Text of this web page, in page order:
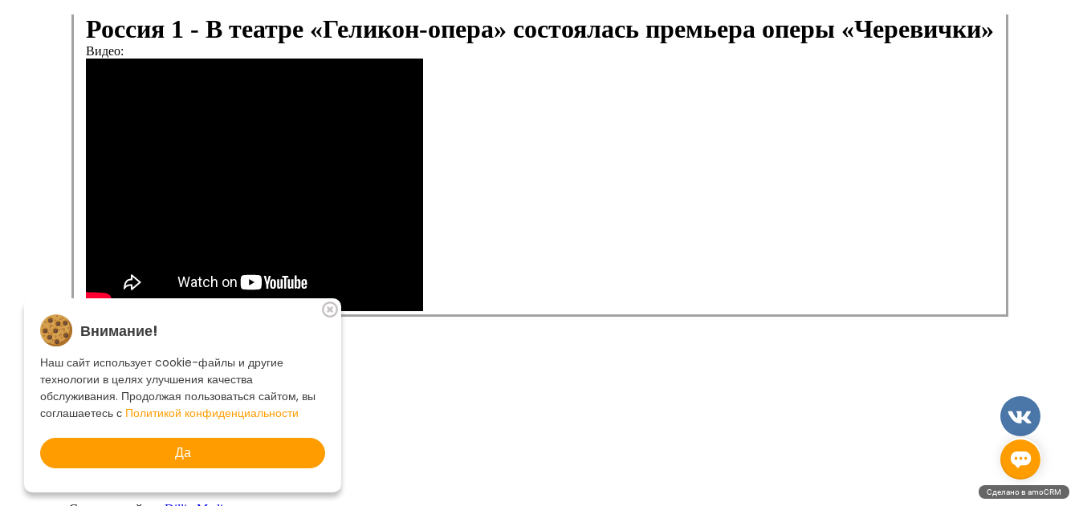
Россия 1 - В театре «Геликон-опера» состоялась премьера оперы «Черевички»
Видео:
The theatre
Playbill
Troupe
Become a sponsor
Contacts
Ticket office+7 495 250-22-22
Сделано в amoCRM
Внимание!
Наш сайт использует cookie-файлы и другие
технологии в целях улучшения качества
обслуживания. Продолжая пользоваться сайтом, вы
соглашаетесь с Политикой конфиденциальности
Да